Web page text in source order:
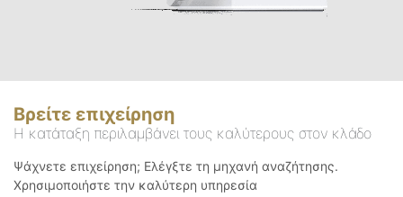
Βρείτε επιχείρηση
Η κατάταξη περιλαμβάνει τους καλύτερους στον κλάδο
Ψάχνετε επιχείρηση; Ελέγξτε τη μηχανή αναζήτησης.
Χρησιμοποιήστε την καλύτερη υπηρεσία